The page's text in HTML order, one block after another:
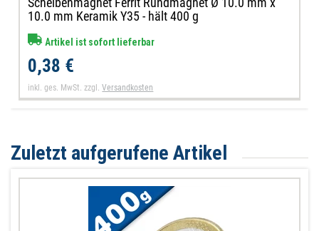
10.0 mm Keramik Y35 - hält 400 g
Artikel ist sofort lieferbar
0,38 €
inkl. ges. MwSt. zzgl.Versandkosten
Zuletzt aufgerufene Artikel